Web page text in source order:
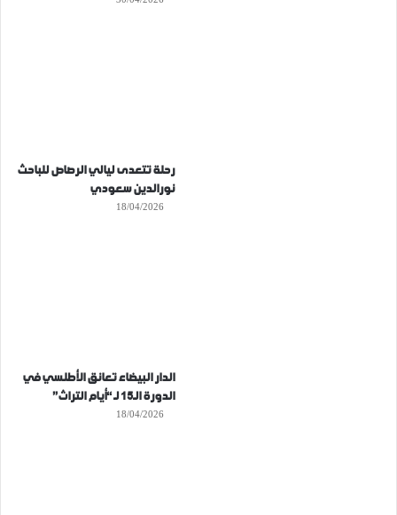
رحلة تتعدى ليالي الرصاص للباحث
نورالدين سعودي
18/04/2026
الدار البيضاء تعانق الأطلسي في
الدورة الـ15 لـ “أيام التراث”
18/04/2026